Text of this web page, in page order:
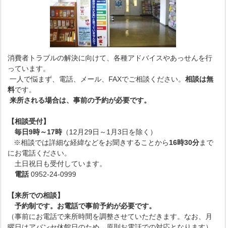
消費者トラブルの解決に向けて、各種アドバイスやあっせんを行
っています。
一人で悩まず、電話、メール、FAXでご相談ください。相談は無
料です。
来所される場合は、事前の予約が必要です。
【相談受付】
毎日9時～17時（12月29日～1月3日を除く）
※相談では詳細な経緯などをお聞きすることから16時30分まで
にお電話ください。
土日祝日も受付しています。
電話0952-24-0999
【来所での相談】
予約制です。お電話で事前予約が必要です。
（事前にお電話で来所時間を調整させていただきます。なお、月